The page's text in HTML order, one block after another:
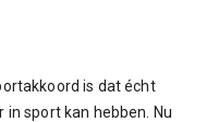
is dat écht
sport kan hebben. Nu